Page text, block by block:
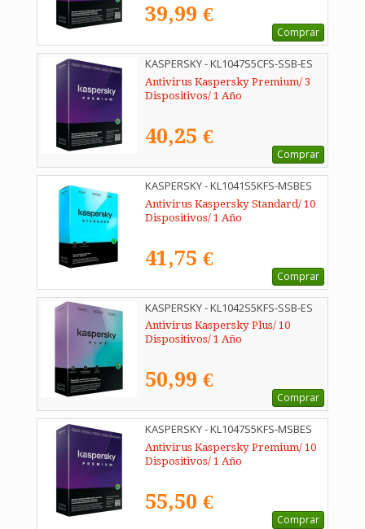
39,99 €
Comprar
KASPERSKY - KL1047S5CFS-SSB-ES
Antivirus Kaspersky Premium/ 3
Dispositivos/ 1 Año
40,25 €
Comprar
KASPERSKY - KL1041S5KFS-MSBES
Antivirus Kaspersky Standard/ 10
Dispositivos/ 1 Año
41,75 €
Comprar
KASPERSKY - KL1042S5KFS-SSB-ES
Antivirus Kaspersky Plus/ 10
Dispositivos/ 1 Año
50,99 €
Comprar
KASPERSKY - KL1047S5KFS-MSBES
Antivirus Kaspersky Premium/ 10
Dispositivos/ 1 Año
55,50 €
Comprar